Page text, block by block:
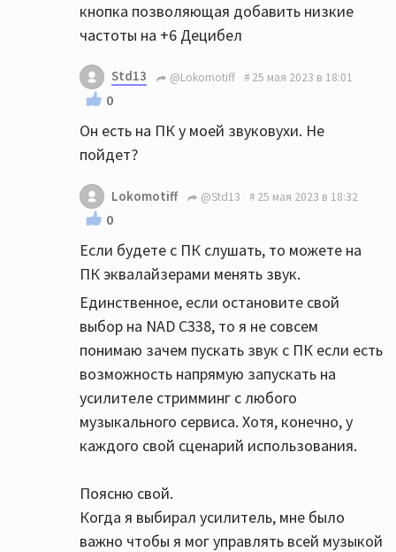
кнопка позволяющая добавить низкие
частоты на +6 Децибел
Std13 @Lokomotiff 25 мая 2023 в 18:01
0
Он есть на ПК у моей звуковухи. Не
пойдет?
Lokomotiff @Std13 25 мая 2023 в 18:32
0
Если будете с ПК слушать, то можете на
ПК эквалайзерами менять звук.
Единственное, если остановите свой
выбор на NAD C338, то я не совсем
понимаю зачем пускать звук с ПК если есть
возможность напрямую запускать на
усилителе стримминг с любого
музыкального сервиса. Хотя, конечно, у
каждого свой сценарий использования.
Поясню свой.
Когда я выбирал усилитель, мне было
важно чтобы я мог управлять всей музыкой